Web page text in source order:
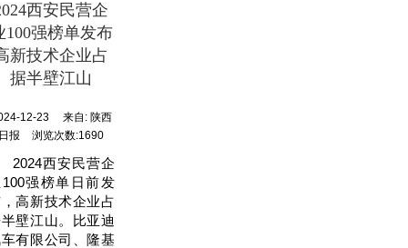
西安民营企
100强榜单发布
新技术企业占
据半壁江山
12-23 来自: 陕西
报
浏览次数:1690
2024西安民营企
强榜单日前发
高新技术企业占
壁江山。比亚迪
有限公司、隆基